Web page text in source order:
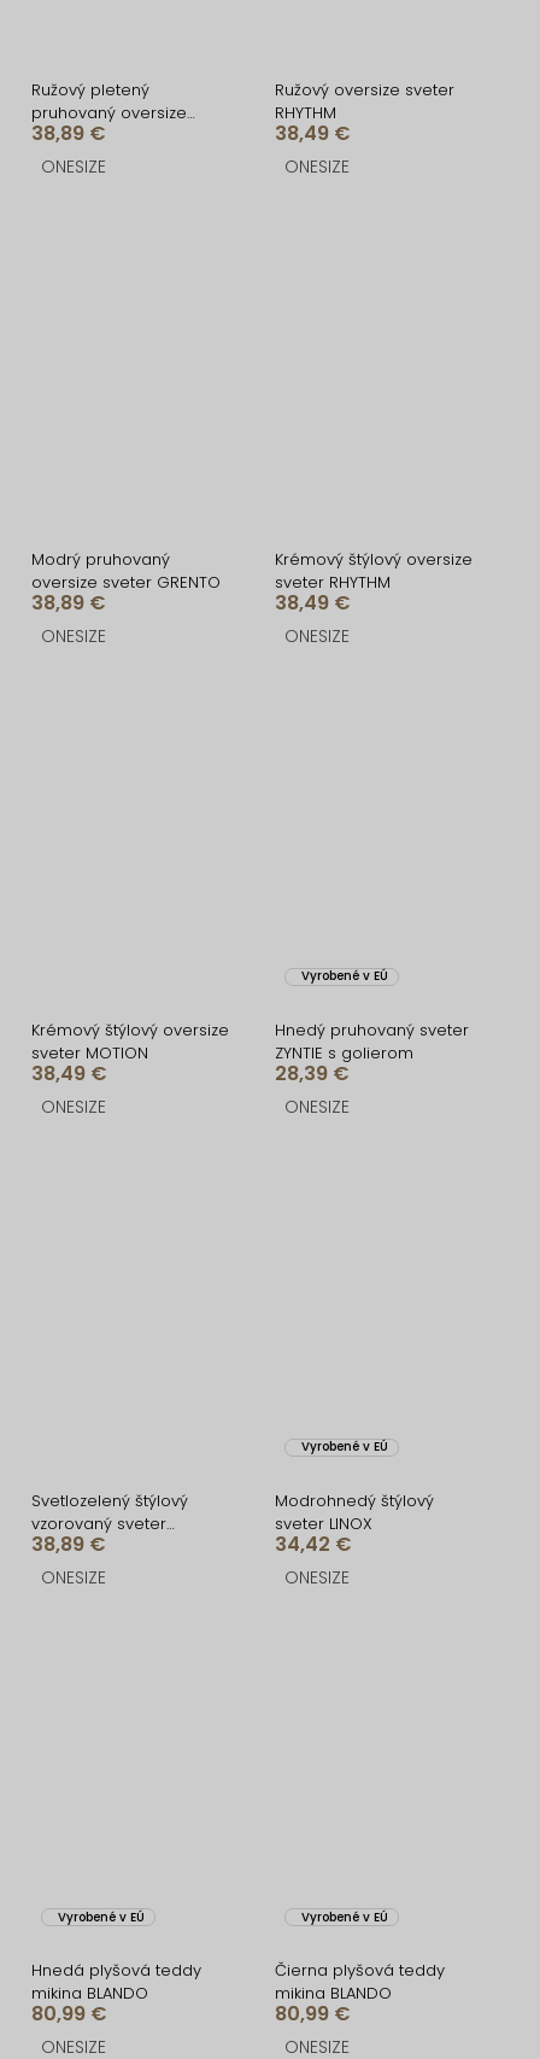
Ružový pletený
pruhovaný oversize
cardigan GRENTO
38,89 €
ONESIZE
Ružový oversize sveter
RHYTHM
38,49 €
ONESIZE
Modrý pruhovaný
oversize sveter GRENTO
38,89 €
ONESIZE
Krémový štýlový oversize
sveter RHYTHM
38,49 €
ONESIZE
Krémový štýlový oversize
sveter MOTION
38,49 €
ONESIZE
Vyrobené v EÚ
Hnedý pruhovaný sveter
ZYNTIE s golierom
28,39 €
ONESIZE
Svetlozelený štýlový
vzorovaný sveter
TUVONIX
38,89 €
ONESIZE
Vyrobené v EÚ
Modrohnedý štýlový
sveter LINOX
34,42 €
ONESIZE
Vyrobené v EÚ
Hnedá plyšová teddy
mikina BLANDO
80,99 €
ONESIZE
Vyrobené v EÚ
Čierna plyšová teddy
mikina BLANDO
80,99 €
ONESIZE